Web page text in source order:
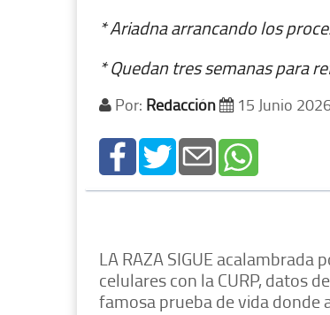
* Ariadna arrancando los
* Quedan tres semanas para
Por: Redacción 15 Junio
LA RAZA SIGUE
celulares con la CURP, datos
famosa prueba de vida donde